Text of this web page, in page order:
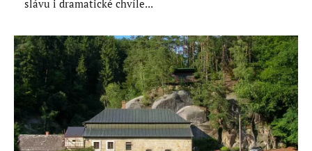
slávu i dramatické chvíle...